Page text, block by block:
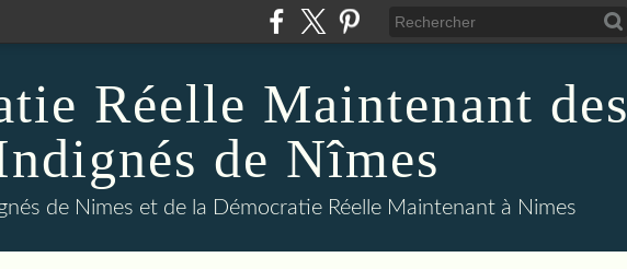
Réelle Maintenant des
de Nîmes
de Nimes et de la Démocratie Réelle Maintenant à Nimes